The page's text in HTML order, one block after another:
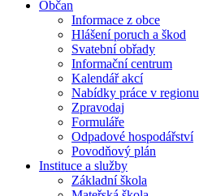
Občan
Informace z obce
Hlášení poruch a škod
Svatební obřady
Informační centrum
Kalendář akcí
Nabídky práce v regionu
Zpravodaj
Formuláře
Odpadové hospodářství
Povodňový plán
Instituce a služby
Základní škola